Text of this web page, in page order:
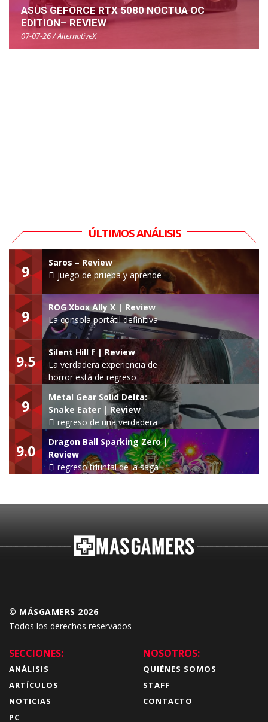
ASUS GEFORCE RTX 5080 NOCTUA OC
EDITION– REVIEW
07-07-26 / AlternativeX
ÚLTIMOS ANÁLISIS
9
Saros – Review
El juego de prueba y aprende
9
ROG Xbox Ally X | Review
La consola portátil definitiva
9.5
Silent Hill f | Review
La verdadera experiencia de
horror está de regreso
9
Metal Gear Solid Delta:
Snake Eater | Review
El regreso de una verdadera
leyenda
9.0
Dragon Ball Sparking Zero |
Review
El regreso triunfal de la saga
© MÁSGAMERS 2026
Todos los derechos reservados
SECCIONES:
ANÁLISIS
ARTÍCULOS
NOTICIAS
PC
NOSOTROS:
QUIÉNES SOMOS
STAFF
CONTACTO